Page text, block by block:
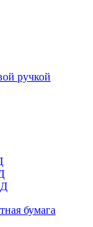
ручкой
бумага